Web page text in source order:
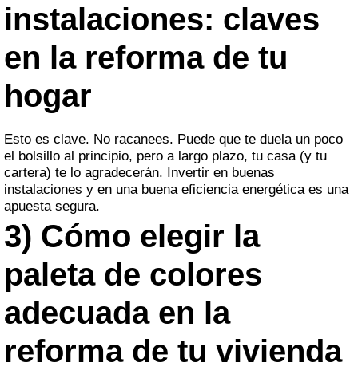
instalaciones: claves
en la reforma de tu
hogar
Esto es clave. No racanees. Puede que te duela un poco
el bolsillo al principio, pero a largo plazo, tu casa (y tu
cartera) te lo agradecerán. Invertir en buenas
instalaciones y en una buena eficiencia energética es una
apuesta segura.
3) Cómo elegir la
paleta de colores
adecuada en la
reforma de tu vivienda